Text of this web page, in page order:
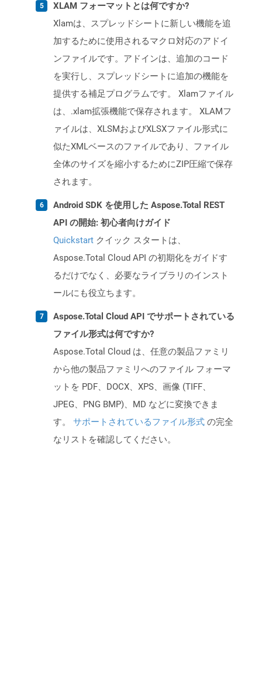
XLAM フォーマットとは何ですか?
Xlamは、スプレッドシートに新しい機能を追
加するために使用されるマクロ対応のアドイ
ンファイルです。アドインは、追加のコード
を実行し、スプレッドシートに追加の機能を
提供する補足プログラムです。 Xlamファイル
は、.xlam拡張機能で保存されます。 XLAMフ
ァイルは、XLSMおよびXLSXファイル形式に
似たXMLベースのファイルであり、ファイル
全体のサイズを縮小するためにZIP圧縮で保存
されます。
Android SDK を使用した Aspose.Total REST
API の開始: 初心者向けガイド
Quickstart クイック スタートは、
Aspose.Total Cloud API の初期化をガイドす
るだけでなく、必要なライブラリのインスト
ールにも役立ちます。
Aspose.Total Cloud API でサポートされている
ファイル形式は何ですか?
Aspose.Total Cloud は、任意の製品ファミリ
から他の製品ファミリへのファイル フォーマ
ットを PDF、DOCX、XPS、画像 (TIFF、
JPEG、PNG BMP)、MD などに変換できま
す。 サポートされているファイル形式 の完全
なリストを確認してください。